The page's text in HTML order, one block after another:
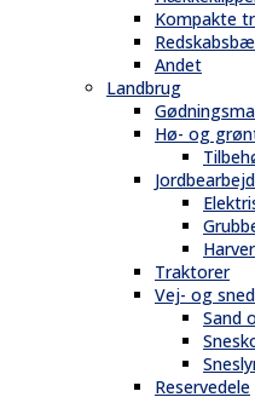
Kompakte
Andet
Landbrug
Hø- og
Harver
Traktorer
Vej- og
Sand
Reservedele